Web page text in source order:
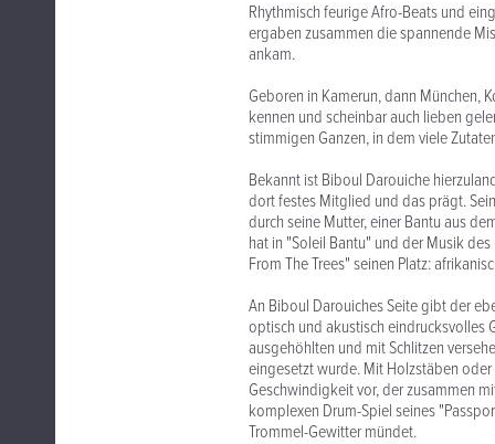
Rhythmisch feurige Afro-Beats und
ergaben zusammen die spannende
ankam.
Geboren in Kamerun, dann München,
kennen und scheinbar auch lieben
stimmigen Ganzen, in dem viele
Bekannt ist Biboul Darouiche
dort festes Mitglied und das prägt.
durch seine Mutter, einer Bantu aus
hat in "Soleil Bantu" und der Musik
From The Trees" seinen Platz:
An Biboul Darouiches Seite gibt der
optisch und akustisch eindrucksvolles
ausgehöhlten und mit Schlitzen
eingesetzt wurde. Mit Holzstäben
Geschwindigkeit vor, der zusammen
komplexen Drum-Spiel seines
Trommel-Gewitter mündet.